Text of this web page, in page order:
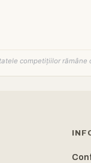
competițiilor rămâne